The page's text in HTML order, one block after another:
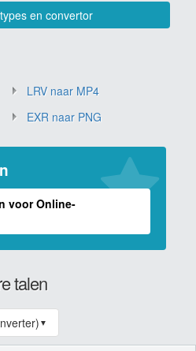
en convertor
LRV naar MP4
EXR naar PNG
voor Online-
talen
▼